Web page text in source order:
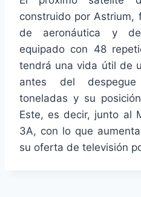
construido por Astrium,
de aeronáutica y
equipado con 48
tendrá una vida útil de
antes del
toneladas y su
Este, es decir, junto al
3A, con lo que
su oferta de televisión